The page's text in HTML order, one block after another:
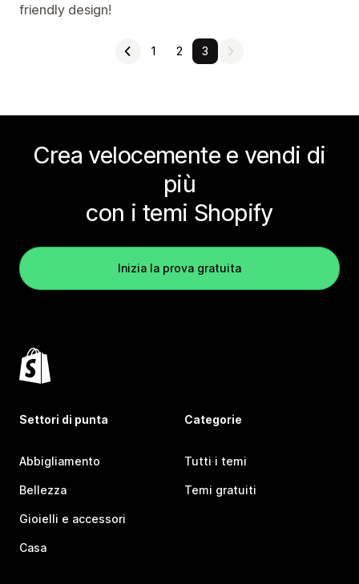
friendly design!
1 2 3
Crea velocemente e vendi di
più
con i temi Shopify
Inizia la prova gratuita
Settori di punta
Abbigliamento
Bellezza
Gioielli e accessori
Casa
Categorie
Tutti i temi
Temi gratuiti